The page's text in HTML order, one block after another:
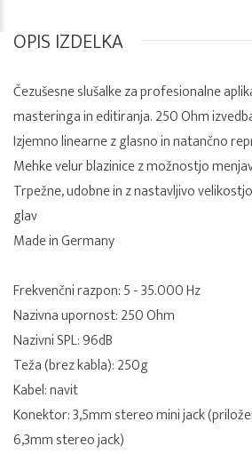
OPIS IZDELKA
Čezušesne slušalke za profesionalne
masteringa in editiranja. 250 Ohm
Izjemno linearne z glasno in natančno
Mehke velur blazinice z možnostjo
Trpežne, udobne in z nastavljivo
glav
Made in Germany
Frekvenčni razpon: 5 - 35.000 Hz
Nazivna upornost: 250 Ohm
Nazivni SPL: 96dB
Teža (brez kabla): 250g
Kabel: navit
Konektor: 3,5mm stereo mini jack
6,3mm stereo jack)